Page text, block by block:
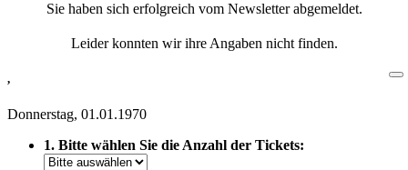
Sie haben sich erfolgreich vom Newsletter abgemeldet.
Leider konnten wir ihre Angaben nicht finden.
,
Donnerstag, 01.01.1970
1. Bitte wählen Sie die Anzahl der Tickets: